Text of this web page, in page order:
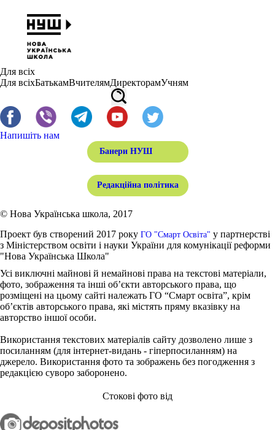
Для всіх
Для всіхБатькамВчителямДиректорамУчням
Напишіть нам
Банери НУШ
Редакційна політика
© Нова Українська школа, 2017
Проект був створений 2017 року ГО "Смарт Освіта" у партнерстві
з Міністерством освіти і науки України для комунікації реформи
"Нова Українська Школа"
Усі виключні майнові й немайнові права на текстові матеріали,
фото, зображення та інші об’єкти авторського права, що
розміщені на цьому сайті належать ГО “Смарт освіта”, крім
об’єктів авторського права, які містять пряму вказівку на
авторство іншої особи.
Використання текстових матеріалів сайту дозволено лише з
посиланням (для інтернет-видань - гіперпосиланням) на
джерело. Використання фото та зображень без погодження з
редакцією суворо заборонено.
Стокові фото від